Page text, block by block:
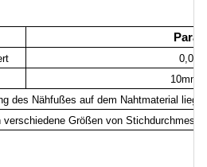
des Nähfußes auf dem Nahtmaterial liegt
verschiedene Größen von